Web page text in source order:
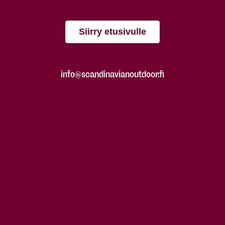
Siirry etusivulle
info@scandinavianoutdoor.fi